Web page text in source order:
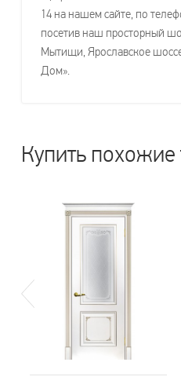
14 на нашем сайте, по
посетив наш просторный
Мытищи, Ярославское
Дом».
Купить похожие